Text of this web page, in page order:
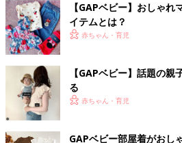
【GAPベビー】おしゃ
イテムとは？
赤ちゃん・育児
【GAPベビー】話題の
る
赤ちゃん・育児
GAPベビー部屋着がおし